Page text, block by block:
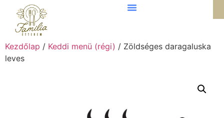
Kezdőlap / Keddi menü (régi) / Zöldséges daragaluska
leves